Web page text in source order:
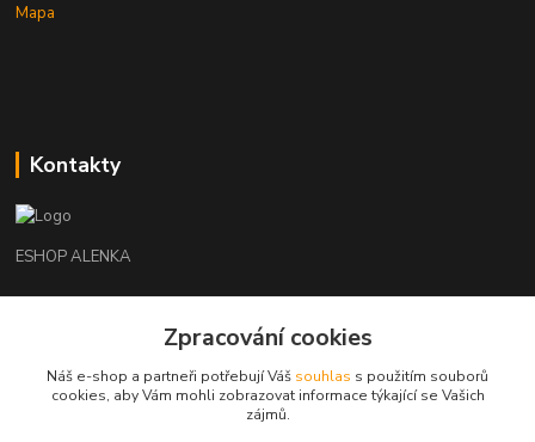
Mapa
Kontakty
ESHOP ALENKA
+420602541312
orechovka@inmes.cz
Zpracování cookies
Náš e-shop a partneři potřebují Váš souhlas s použitím souborů
cookies, aby Vám mohli zobrazovat informace týkající se Vašich
zájmů.